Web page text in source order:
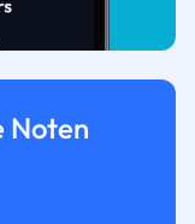
Noten